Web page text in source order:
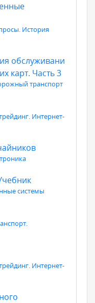
История
обслуживани
карт. Часть 3
транспорт
Интернет-
системы
Интернет-